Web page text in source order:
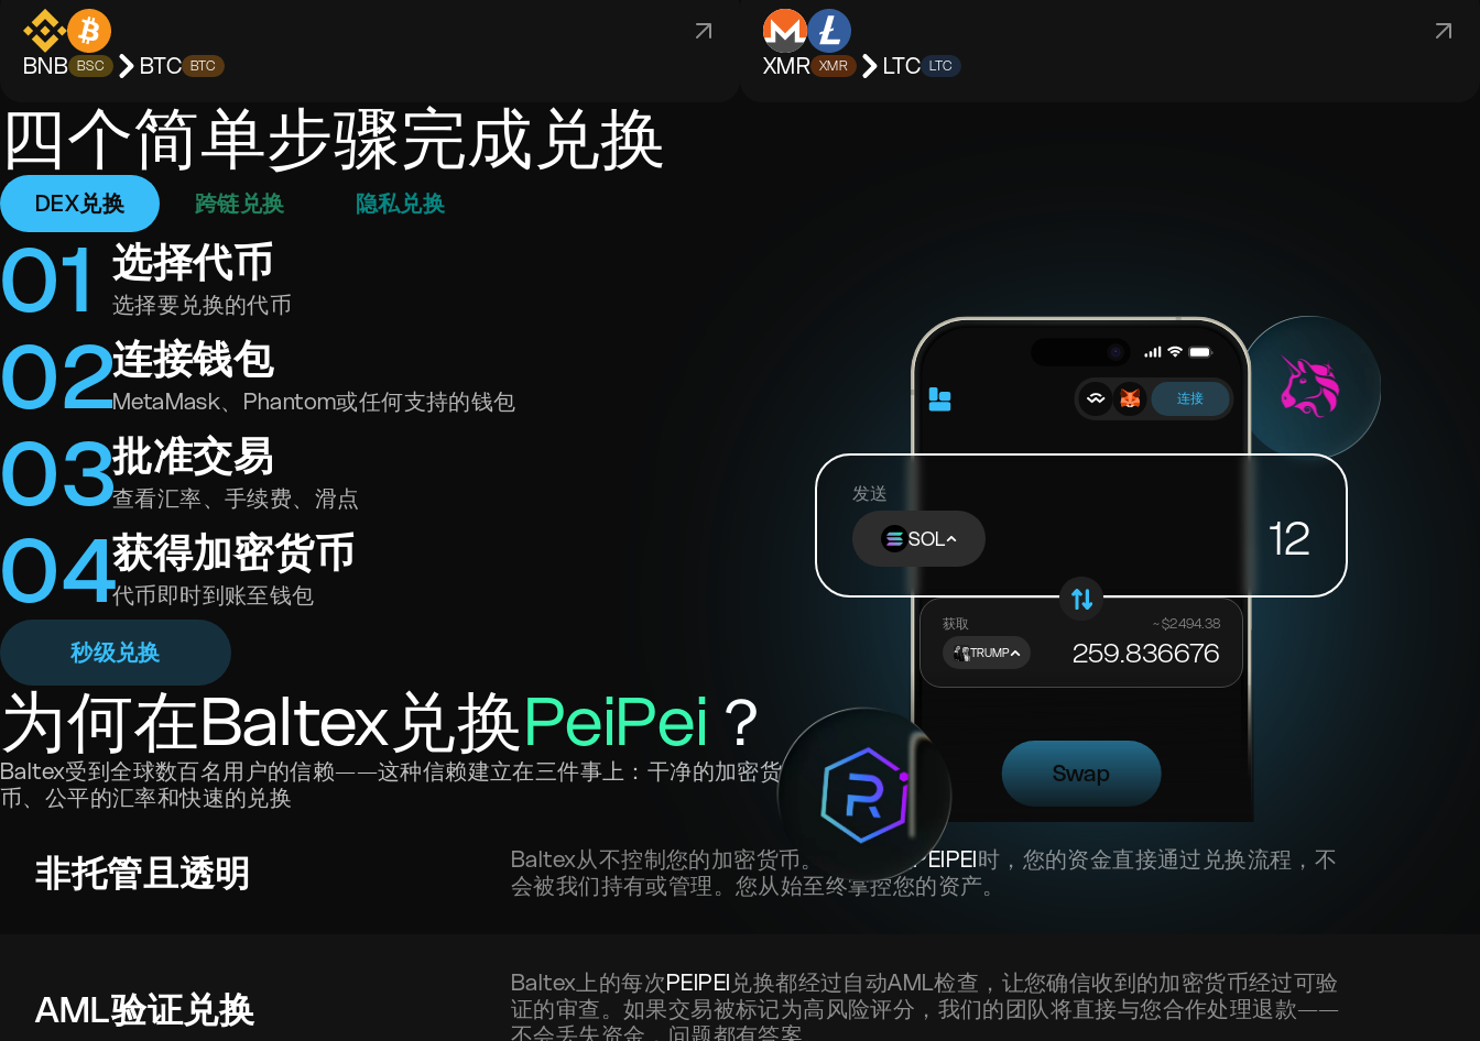
BNB BSC BTC BTC XMR XMR LTC LTC
四个简单步骤完成兑换
DEX兑换 跨链兑换 隐私兑换
01 选择代币
选择要兑换的代币
02连接钱包
MetaMask、Phantom或任何支持的钱包
03批准交易
查看汇率、手续费、滑点
04获得加密货币
代币即时到账至钱包
秒级兑换
连接
发送
SOL 12
获取 ~ $2494.38
TRUMP 259.836676
Swap
为何在Baltex兑换PeiPei ？
Baltex受到全球数百名用户的信赖——这种信赖建立在三件事上：干净的加密货
币、公平的汇率和快速的兑换
非托管且透明 Baltex从不控制您的加密货币。当您兑换PEIPEI时，您的资金直接通过兑换流程，不
会被我们持有或管理。您从始至终掌控您的资产。
AML验证兑换
Baltex上的每次PEIPEI兑换都经过自动AML检查，让您确信收到的加密货币经过可验
证的审查。如果交易被标记为高风险评分，我们的团队将直接与您合作处理退款——